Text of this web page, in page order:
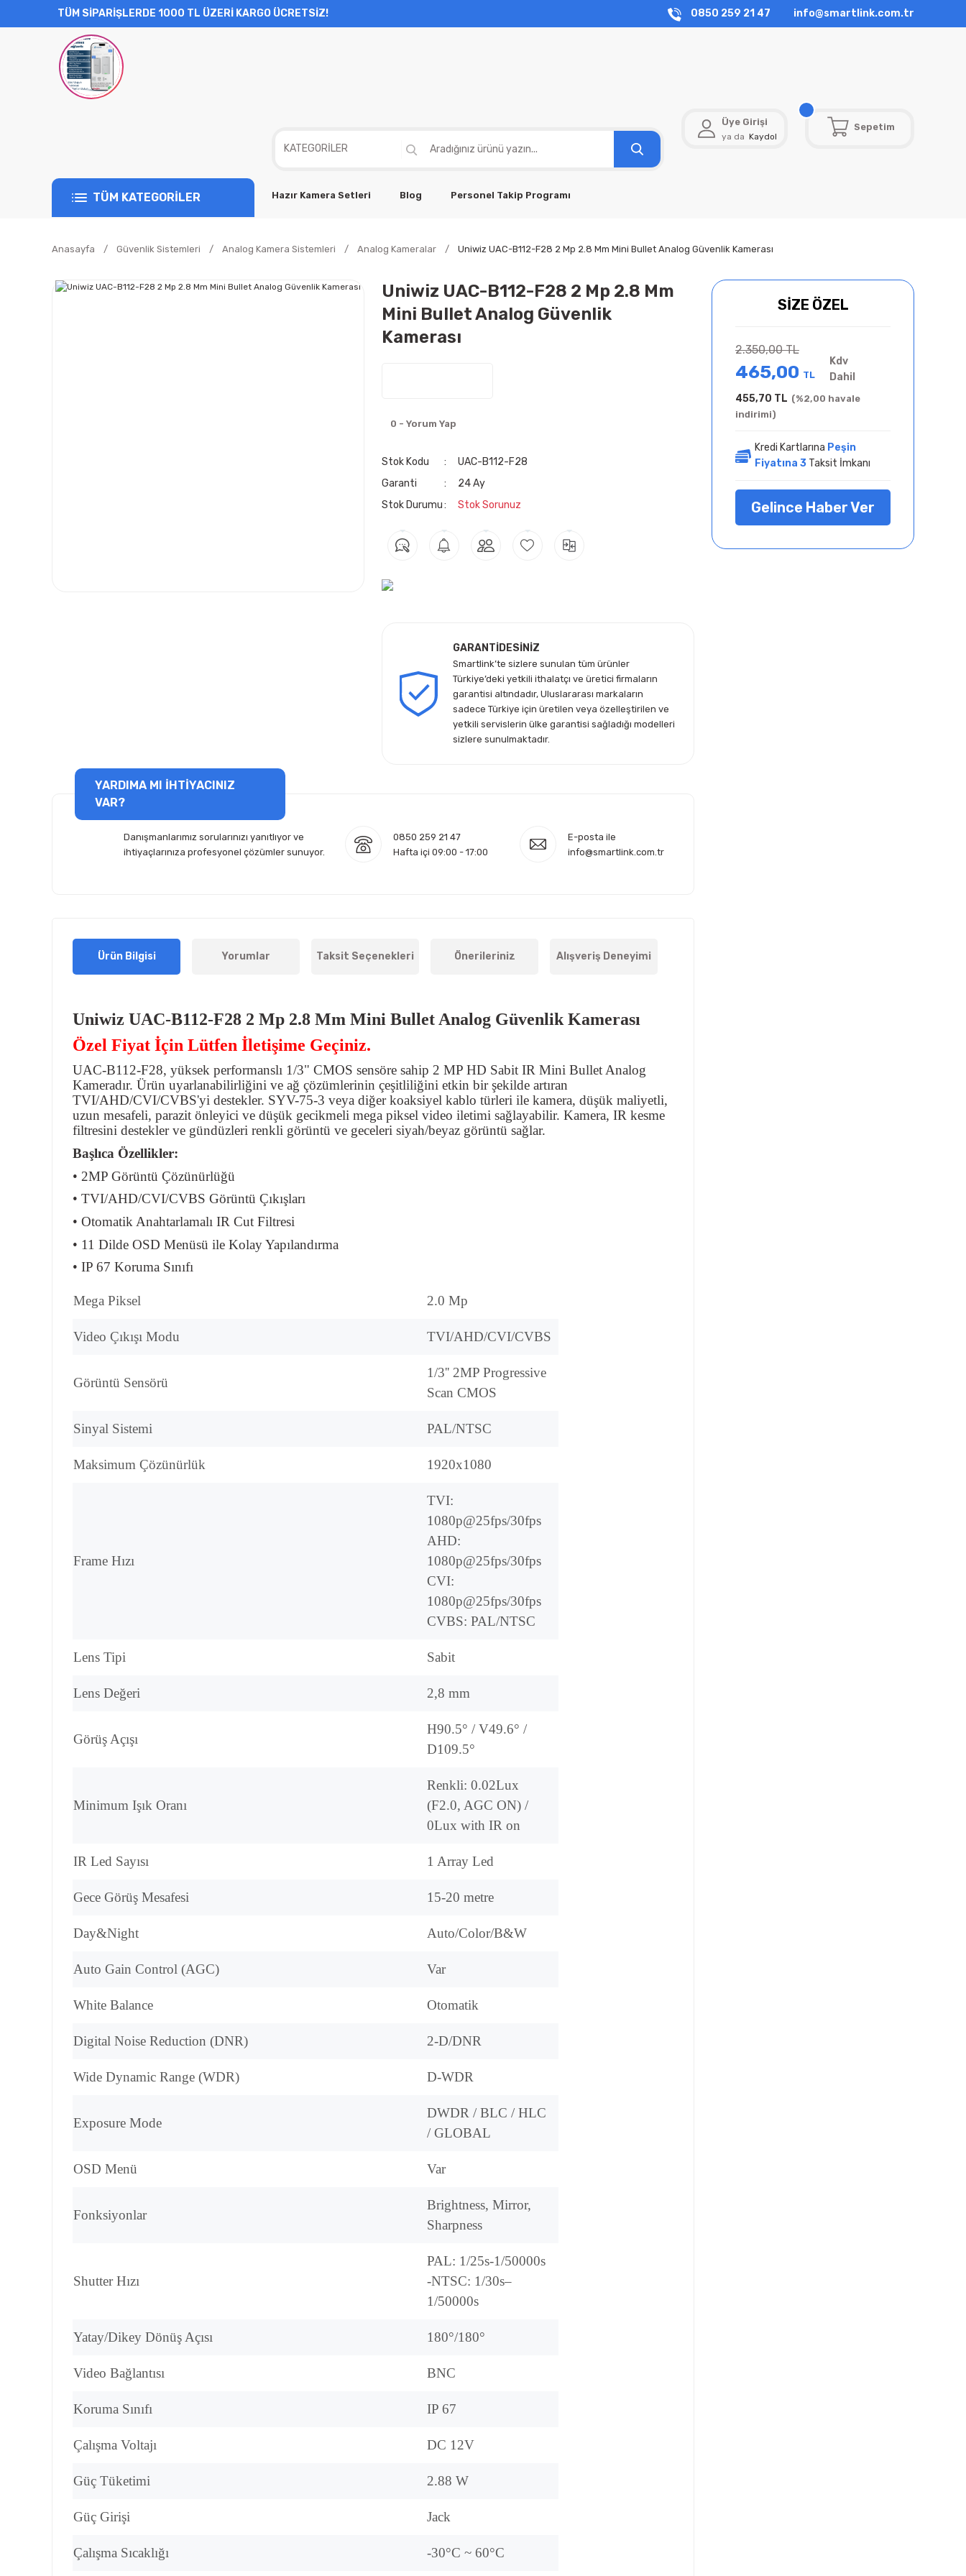
TÜM SİPARİŞLERDE 1000 TL ÜZERİ KARGO ÜCRETSİZ! 0850 259 21 47 info@smartlink.com.tr
TÜM KATEGORİLER Hazır Kamera Setleri Blog Personel Takip Programı
Üye Girişi
ya da Kaydol
Sepetim
Anasayfa Güvenlik Sistemleri Analog Kamera Sistemleri Analog Kameralar Uniwiz UAC-B112-F28 2 Mp 2.8 Mm Mini Bullet Analog Güvenlik Kamerası
Uniwiz UAC-B112-F28 2 Mp 2.8 Mm
Mini Bullet Analog Güvenlik
Kamerası
0 - Yorum Yap
Stok Kodu
UAC-B112-F28
Garanti
24 Ay
Stok Durumu
Stok Sorunuz
GARANTİDESİNİZ
Smartlink’te sizlere sunulan tüm ürünler
Türkiye’deki yetkili ithalatçı ve üretici firmaların
garantisi altındadır, Uluslararası markaların
sadece Türkiye için üretilen veya özelleştirilen ve
yetkili servislerin ülke garantisi sağladığı modelleri
sizlere sunulmaktadır.
YARDIMA MI İHTİYACINIZ
VAR?
Danışmanlarımız sorularınızı yanıtlıyor ve
ihtiyaçlarınıza profesyonel çözümler sunuyor.
0850 259 21 47
Hafta içi 09:00 - 17:00
E-posta ile
info@smartlink.com.tr
Ürün Bilgisi Yorumlar Taksit Seçenekleri Önerileriniz Alışveriş Deneyimi
Uniwiz UAC-B112-F28 2 Mp 2.8 Mm Mini Bullet Analog Güvenlik Kamerası
Özel Fiyat İçin Lütfen İletişime Geçiniz.
UAC-B112-F28, yüksek performanslı 1/3" CMOS sensöre sahip 2 MP HD Sabit IR Mini Bullet Analog
Kameradır. Ürün uyarlanabilirliğini ve ağ çözümlerinin çeşitliliğini etkin bir şekilde artıran
TVI/AHD/CVI/CVBS'yi destekler. SYV-75-3 veya diğer koaksiyel kablo türleri ile kamera, düşük maliyetli,
uzun mesafeli, parazit önleyici ve düşük gecikmeli mega piksel video iletimi sağlayabilir. Kamera, IR kesme
filtresini destekler ve gündüzleri renkli görüntü ve geceleri siyah/beyaz görüntü sağlar.
Başlıca Özellikler:
• 2MP Görüntü Çözünürlüğü
• TVI/AHD/CVI/CVBS Görüntü Çıkışları
• Otomatik Anahtarlamalı IR Cut Filtresi
• 11 Dilde OSD Menüsü ile Kolay Yapılandırma
• IP 67 Koruma Sınıfı
Mega Piksel 2.0 Mp
Video Çıkışı Modu TVI/AHD/CVI/CVBS
Görüntü Sensörü
1/3'' 2MP Progressive
Scan CMOS
Sinyal Sistemi PAL/NTSC
Maksimum Çözünürlük 1920x1080
Frame Hızı
TVI:
1080p@25fps/30fps
AHD:
1080p@25fps/30fps
CVI:
1080p@25fps/30fps
CVBS: PAL/NTSC
Lens Tipi Sabit
Lens Değeri 2,8 mm
Görüş Açışı
H90.5° / V49.6° /
D109.5°
Minimum Işık Oranı
Renkli: 0.02Lux
(F2.0, AGC ON) /
0Lux with IR on
IR Led Sayısı 1 Array Led
Gece Görüş Mesafesi 15-20 metre
Day&Night Auto/Color/B&W
Auto Gain Control (AGC) Var
White Balance Otomatik
Digital Noise Reduction (DNR) 2-D/DNR
Wide Dynamic Range (WDR) D-WDR
Exposure Mode
DWDR / BLC / HLC
/ GLOBAL
OSD Menü Var
Fonksiyonlar
Brightness, Mirror,
Sharpness
Shutter Hızı
PAL: 1/25s-1/50000s
-NTSC: 1/30s–
1/50000s
Yatay/Dikey Dönüş Açısı 180°/180°
Video Bağlantısı BNC
Koruma Sınıfı IP 67
Çalışma Voltajı DC 12V
Güç Tüketimi 2.88 W
Güç Girişi Jack
Çalışma Sıcaklığı -30°C ~ 60°C
SİZE ÖZEL
2.350,00 TL
465,00 TL
Kdv
Dahil
455,70 TL (%2,00 havale
indirimi)
Kredi Kartlarına Peşin
Fiyatına 3 Taksit İmkanı
Gelince Haber Ver